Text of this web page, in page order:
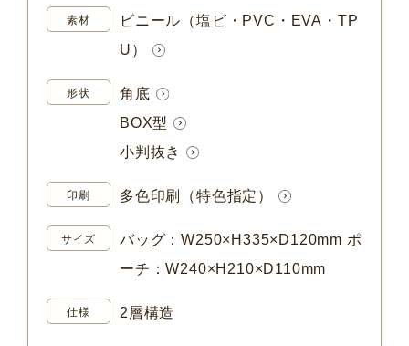
素材
ビニール（塩ビ・PVC・EVA・TP
U）
形状
角底
BOX型
小判抜き
印刷 多色印刷（特色指定）
サイズ
バッグ：W250×H335×D120mm ポ
ーチ：W240×H210×D110mm
仕様 2層構造